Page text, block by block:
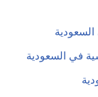
في السعودية